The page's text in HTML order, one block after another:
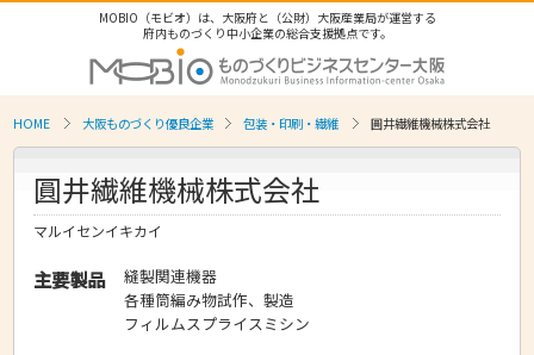
MOBIO（モビオ）は、大阪府と（公財）大阪産業局が運営する
府内ものづくり中小企業の総合支援拠点です。
HOME 大阪ものづくり優良企業 包装・印刷・繊維 圓井繊維機械株式会社
圓井繊維機械株式会社
マルイセンイキカイ
主要製品
縫製関連機器
各種筒編み物試作、製造
フィルムスプライスミシン